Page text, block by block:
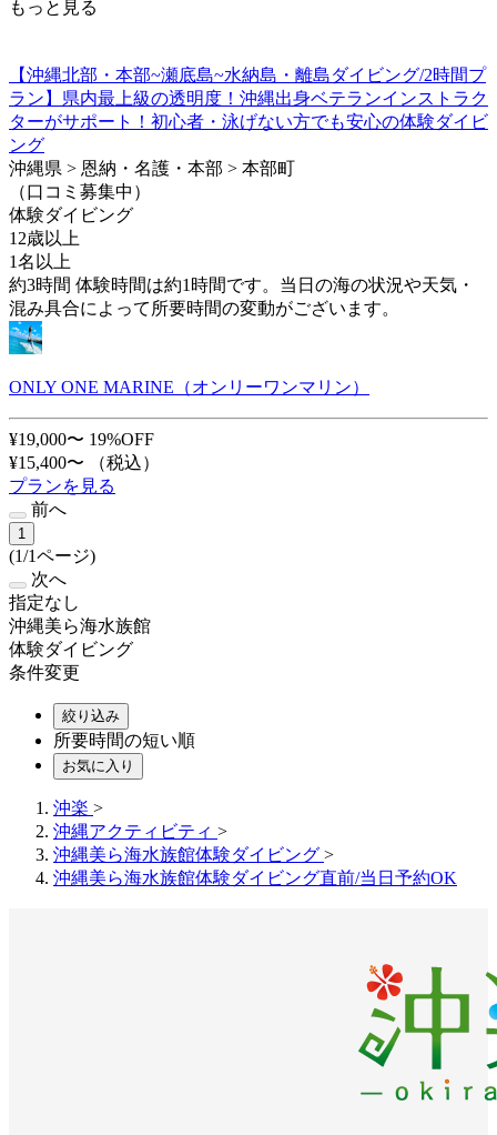
もっと見る
【沖縄北部・本部~瀬底島~水納島・離島ダイビング/2時間プ
ラン】県内最上級の透明度！沖縄出身ベテランインストラク
ターがサポート！初心者・泳げない方でも安心の体験ダイビ
ング
沖縄県 > 恩納・名護・本部 > 本部町
（口コミ募集中）
体験ダイビング
12歳以上
1名以上
約3時間 体験時間は約1時間です。当日の海の状況や天気・
混み具合によって所要時間の変動がございます。
ONLY ONE MARINE（オンリーワンマリン）
¥19,000〜 19%OFF
¥15,400〜
（税込）
プランを見る
前へ
1
(1/1ページ)
次へ
指定なし
沖縄美ら海水族館
体験ダイビング
条件変更
絞り込み
所要時間の短い順
お気に入り
沖楽 >
沖縄アクティビティ >
沖縄美ら海水族館体験ダイビング >
沖縄美ら海水族館体験ダイビング直前/当日予約OK